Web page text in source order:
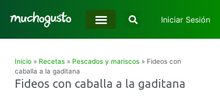
Iniciar Sesión
Inicio » Recetas » Pescados y mariscos » Fideos con
caballa a la gaditana
Fideos con caballa a la gaditana